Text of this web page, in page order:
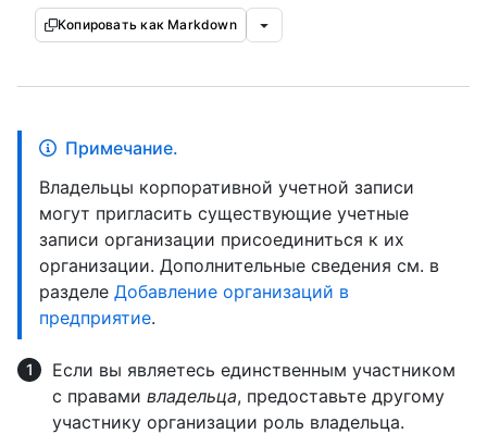
Копировать как Markdown
Примечание.
Владельцы корпоративной учетной записи
могут пригласить существующие учетные
записи организации присоединиться к их
организации. Дополнительные сведения см. в
разделе Добавление организаций в
предприятие.
Если вы являетесь единственным участником
с правами владельца, предоставьте другому
участнику организации роль владельца.